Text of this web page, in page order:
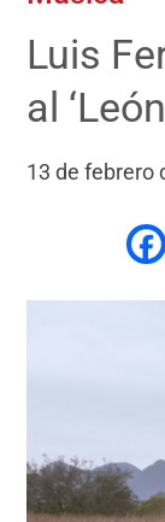
Luis
al
13 de febrero